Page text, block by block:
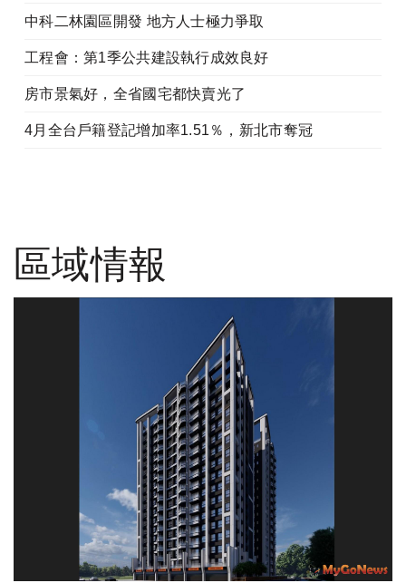
中科二林園區開發 地方人士極力爭取
工程會：第1季公共建設執行成效良好
房市景氣好，全省國宅都快賣光了
4月全台戶籍登記增加率1.51％，新北市奪冠
區域情報